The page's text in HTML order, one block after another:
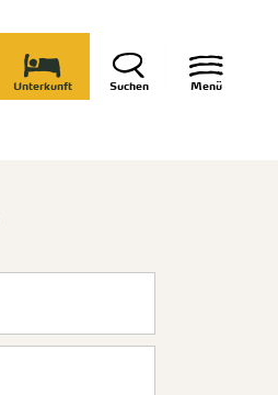
Menü
Suchen
Unterkunft